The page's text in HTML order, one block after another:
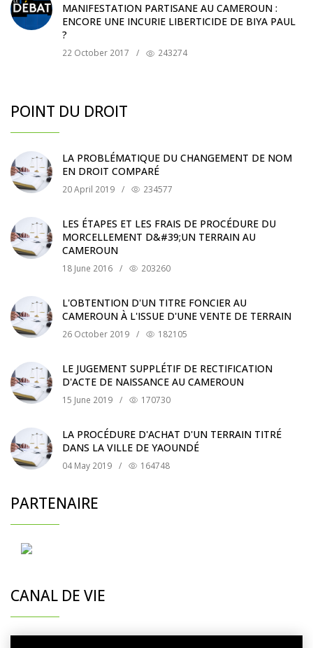
MANIFESTATION PARTISANE AU CAMEROUN :
ENCORE UNE INCURIE LIBERTICIDE DE BIYA PAUL
?
22 October 2017 / 243274
POINT DU DROIT
LA PROBLÉMATIQUE DU CHANGEMENT DE NOM
EN DROIT COMPARÉ
20 April 2019 / 234577
LES ÉTAPES ET LES FRAIS DE PROCÉDURE DU
MORCELLEMENT D&#39;UN TERRAIN AU
CAMEROUN
18 June 2016 / 203260
L'OBTENTION D'UN TITRE FONCIER AU
CAMEROUN À L'ISSUE D'UNE VENTE DE TERRAIN
26 October 2019 / 182105
LE JUGEMENT SUPPLÉTIF DE RECTIFICATION
D'ACTE DE NAISSANCE AU CAMEROUN
15 June 2019 / 170730
LA PROCÉDURE D'ACHAT D'UN TERRAIN TITRÉ
DANS LA VILLE DE YAOUNDÉ
04 May 2019 / 164748
PARTENAIRE
CANAL DE VIE